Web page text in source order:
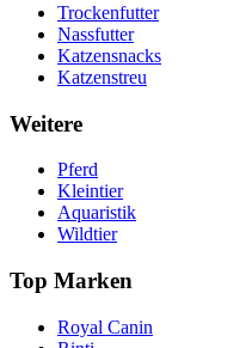
Trockenfutter
Nassfutter
Katzensnacks
Katzenstreu
Weitere
Pferd
Kleintier
Aquaristik
Wildtier
Top Marken
Royal Canin